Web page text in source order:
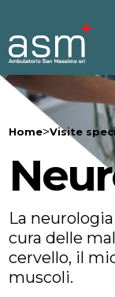
Home>Visite
La
cura delle
cervello, il
muscoli.